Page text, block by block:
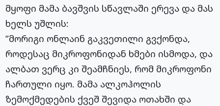
მყოფი მამა ბავშვის სწავლაში ერევა და მას
ხელს უშლის:
”მორიგი ონლაინ გაკვეთილი გვქონდა,
როდესაც მიკროფონიდან ხმები ისმოდა, და
ალბათ ვერც კი შეამჩნიეს, რომ მიკროფონი
ჩართული იყო. მამა ალკოჰოლის
ზემოქმედების ქვეშ შევიდა ოთახში და